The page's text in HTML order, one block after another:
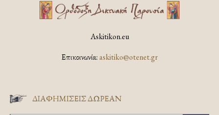
Askitikon.eu
Επικοινωνία:askitiko@otenet.gr
ΔΙΑΦΗΜΊΣΕΙΣ ΔΩΡΕΆΝ